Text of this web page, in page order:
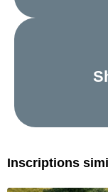
Inscriptions